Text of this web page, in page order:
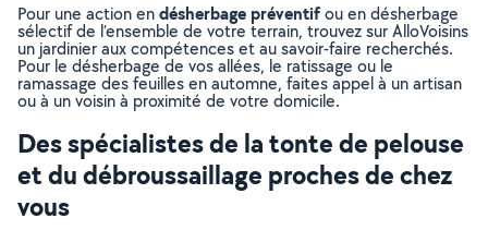
Pour une action endésherbage préventifou en désherbage
sélectif de l’ensemble de votre terrain, trouvez sur AlloVoisins
un jardinier aux compétences et au savoir-faire recherchés.
Pour le désherbage de vos allées, le ratissage ou le
ramassage des feuilles en automne, faites appel à un artisan
ou à un voisin à proximité de votre domicile.
Des spécialistes de la tonte de pelouse
et du débroussaillage proches de chez
vous